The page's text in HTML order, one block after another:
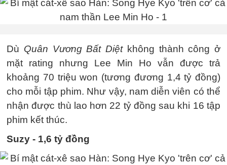
Dù Quân Vương Bất Diệtkhông thành công ở
mặt rating nhưng Lee Min Ho vẫn được trả
khoảng 70 triệu won (tương đương 1,4 tỷ đồng)
cho mỗi tập phim. Như vậy, nam diễn viên có thể
nhận được thù lao hơn 22 tỷ đồng sau khi 16 tập
phim kết thúc.
Suzy - 1,6 tỷ đồng